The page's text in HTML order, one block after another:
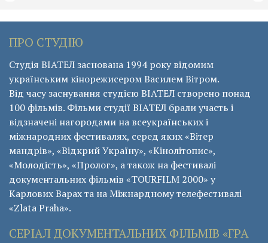
ПРО СТУДІЮ
Студія ВІАТЕЛ заснована 1994 року відомим
українським кінорежисером Василем Вітром.
Від часу заснування студією ВІАТЕЛ створено понад
100 фільмів. Фільми студії ВІАТЕЛ брали участь і
відзначені нагородами на всеукраїнських і
міжнародних фестивалях, серед яких «Вітер
мандрів», «Відкрий Україну», «Кінолітопис»,
«Молодість», «Пролог», а також на фестивалі
документальних фільмів «ТОURFILM 2000» у
Карлових Варах та на Міжнардному телефестивалі
«Zlata Praha».
СЕРІАЛ ДОКУМЕНТАЛЬНИХ ФІЛЬМІВ «ГРА